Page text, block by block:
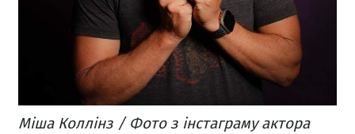
Міша Коллінз / Фото з інстаграму актора